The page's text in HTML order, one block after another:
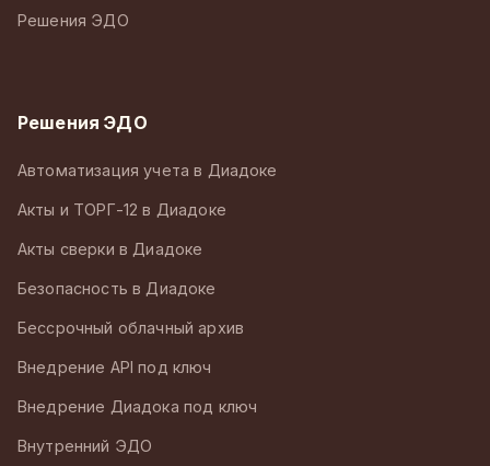
Решения ЭДО
Решения ЭДО
Автоматизация учета в Диадоке
Акты и ТОРГ-12 в Диадоке
Акты сверки в Диадоке
Безопасность в Диадоке
Бессрочный облачный архив
Внедрение API под ключ
Внедрение Диадока под ключ
Внутренний ЭДО